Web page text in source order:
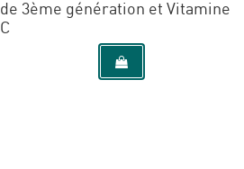
de 3ème génération et Vitamine
C